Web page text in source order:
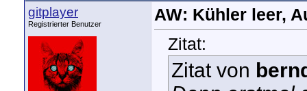
gitplayer
Registrierter Benutzer
AW: Kühler leer,
Zitat:
Zitat von